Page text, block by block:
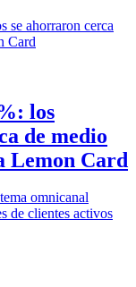
los
de medio
Lemon Card